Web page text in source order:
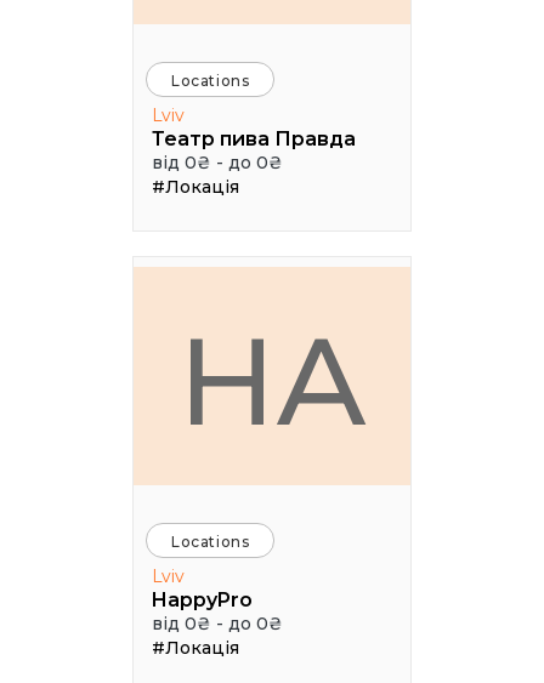
Locations
Lviv
Театр пива Правда
від 0₴ - до 0₴
#Локація
HA
Locations
Lviv
HappyPro
від 0₴ - до 0₴
#Локація